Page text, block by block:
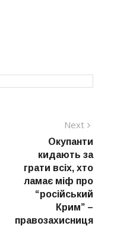
Next
Окупанти
кидають за
грати всіх, хто
ламає міф про
“російський
Крим” –
правозахисниця